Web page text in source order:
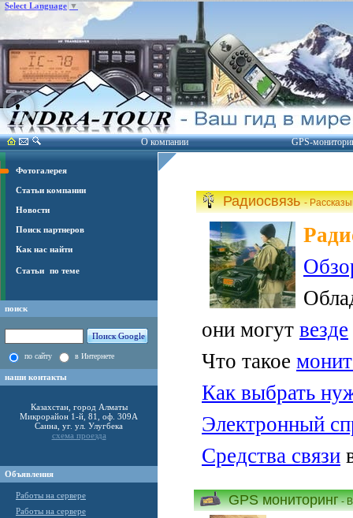
Радиосвязь-
они могут везде
Что такое
Как выбрать
Электронный
Средства связи
GPS мониторинг-
О компании GPS-
Select Language ▼
Фотогалерея
Статьи компании
Новости
Поиск партнеров
Как нас найти
Статьи по теме
поиск
по сайту в Интернете
наши контакты
Казахстан, город Алматы
Микрорайон 1-й, 81, оф. 309А
Саина, уг. ул. Улугбека
схема проезда
Объявления
Работы на сервере
Работы на сервере